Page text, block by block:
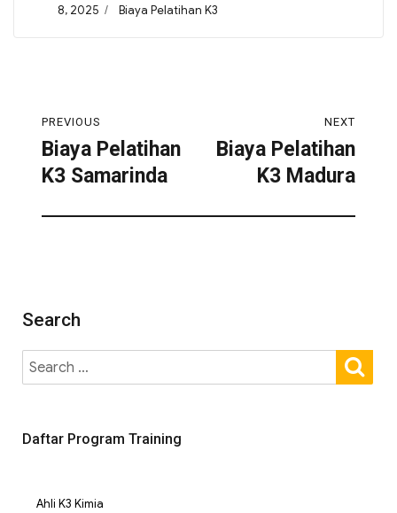
8, 2025
Biaya Pelatihan K3
PREVIOUS
Biaya Pelatihan
K3 Samarinda
NEXT
Biaya Pelatihan
K3 Madura
Search
Daftar Program Training
Ahli K3 Kimia